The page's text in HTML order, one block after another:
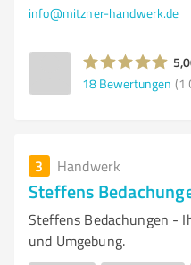
info@mitzner-handwerk.de
18 Bewertungen (1
3 Handwerk
Steffens
Steffens Bedachungen -
und Umgebung.